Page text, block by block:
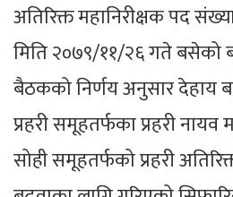
अतिरिक्त महानिरीक्षक पद
मिति २०७९/११/२६ गते बसेको
बैठकको निर्णय अनुसार देहाय
प्रहरी समूहतर्फका प्रहरी नायव
सोही समूहतर्फको प्रहरी